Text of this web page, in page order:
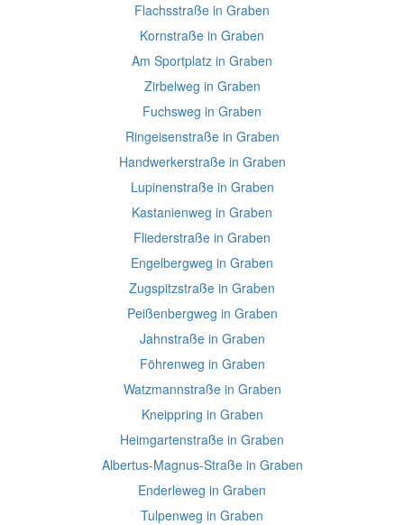
Flachsstraße in Graben
Kornstraße in Graben
Am Sportplatz in Graben
Zirbelweg in Graben
Fuchsweg in Graben
Ringeisenstraße in Graben
Handwerkerstraße in Graben
Lupinenstraße in Graben
Kastanienweg in Graben
Fliederstraße in Graben
Engelbergweg in Graben
Zugspitzstraße in Graben
Peißenbergweg in Graben
Jahnstraße in Graben
Föhrenweg in Graben
Watzmannstraße in Graben
Kneippring in Graben
Heimgartenstraße in Graben
Albertus-Magnus-Straße in Graben
Enderleweg in Graben
Tulpenweg in Graben